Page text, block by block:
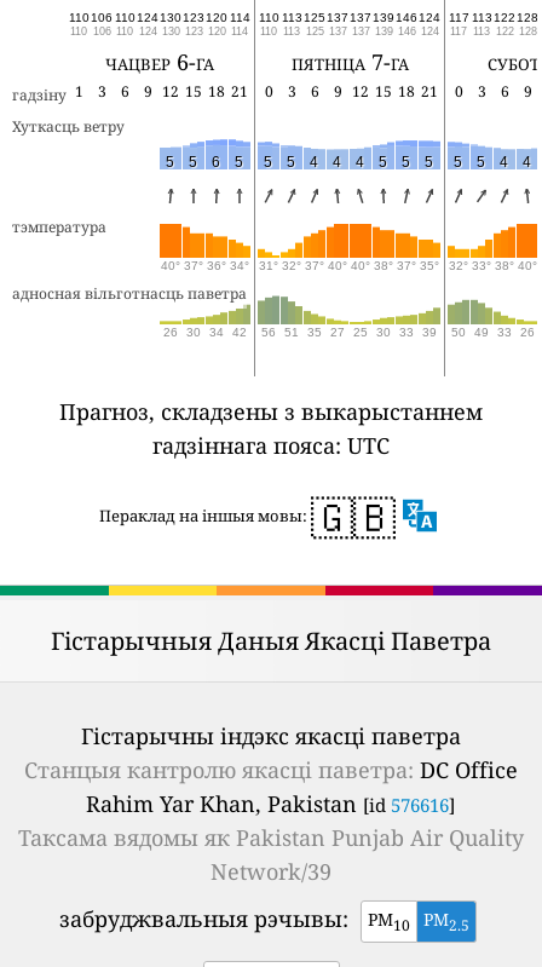
110
110
106
106
110
110
124
124
130
130
123
123
120
120
114
114
110
110
113
113
125
125
137
137
137
137
139
139
146
146
124
124
117
117
113
113
122
122
128
128
чацвер 6-га пятніца 7-га
гадзіну 1 3 6 9 12 15 18 21 0 3 6 9 12 15 18 21 0 3 6
9
Хуткасць ветру
5 5 6 5 5 5 4 4 4 5 5 5 5 5 4 4
тэмпература
40° 37° 36° 34° 31° 32° 37° 40° 40° 38° 37° 35° 32° 33° 38° 40°
адносная вільготнасць паветра
26 30 34 42 56 51 35 27 25 30 33 39 50 49 33 26
Прагноз, складзены з выкарыстаннем
гадзіннага пояса: UTC
Пераклад на іншыя мовы: 🇬🇧
Гістарычныя Даныя Якасці Паветра
Гістарычны індэкс якасці паветра
Станцыя кантролю якасці паветра: DC Office
Rahim Yar Khan, Pakistan [id 576616]
Таксама вядомы як Pakistan Punjab Air Quality
Network/39
забруджвальныя рэчывы:
PM10 PM2.5